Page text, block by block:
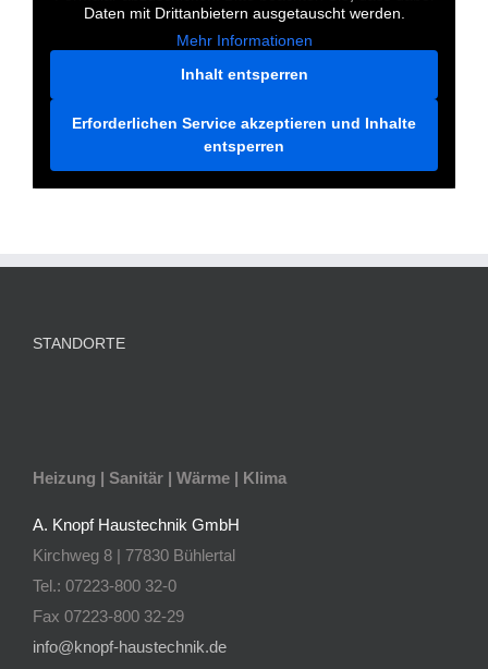
Daten mit Drittanbietern ausgetauscht werden.
Mehr Informationen
Inhalt entsperren
Erforderlichen Service akzeptieren und Inhalte
entsperren
STANDORTE
Heizung | Sanitär | Wärme | Klima
A. Knopf Haustechnik GmbH
Kirchweg 8 | 77830 Bühlertal
Tel.: 07223-800 32-0
Fax 07223-800 32-29
info@knopf-haustechnik.de